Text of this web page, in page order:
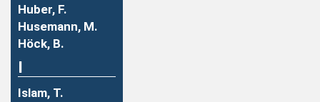
Huber, F.
Husemann, M.
Höck, B.
I
Islam, T.